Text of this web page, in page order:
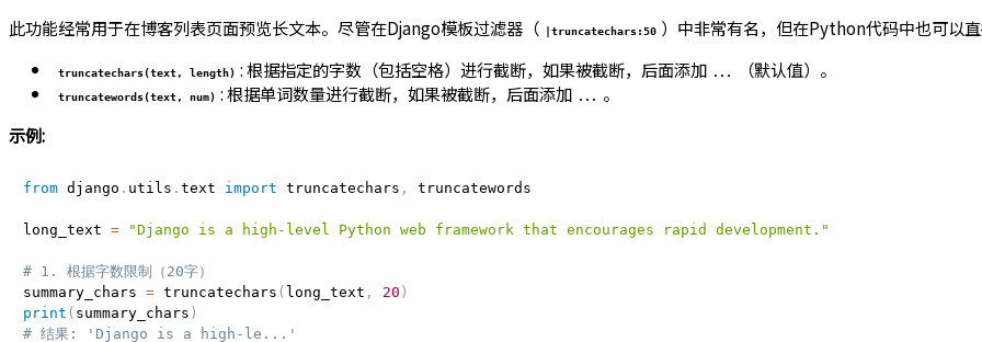
此功能经常用于在博客列表页面预览长文本。尽管在Django模板过滤器（ |truncatechars:50 ）中非常有名，但在Python代码中也可以直
truncatechars(text, length) : 根据指定的字数（包括空格）进行截断，如果被截断，后面添加 ... （默认值）。
truncatewords(text, num) : 根据单词数量进行截断，如果被截断，后面添加 ...
。
示例:
from django . utils . text import truncatechars , truncatewords
long_text = "Django is a high-level Python web framework that encourages rapid development."
# 1. 根据字数限制（20字）
summary_chars = truncatechars ( long_text , 20 )
print ( summary_chars )
# 结果: 'Django is a high-le...'